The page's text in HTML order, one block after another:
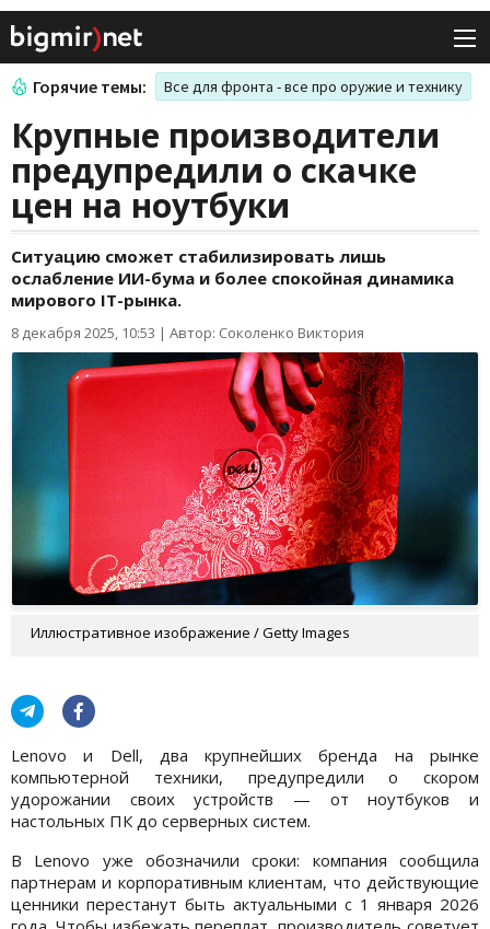
Горячие темы: Все для фронта - все про оружие и технику
Крупные производители
предупредили о скачке
цен на ноутбуки
Ситуацию сможет стабилизировать лишь
ослабление ИИ-бума и более спокойная динамика
мирового IT-рынка.
8 декабря 2025, 10:53 | Автор: Соколенко Виктория
Иллюстративное изображение / Getty Images
Lenovo и Dell, два крупнейших бренда на рынке
компьютерной техники, предупредили о скором
удорожании своих устройств — от ноутбуков и
настольных ПК до серверных систем.
В Lenovo уже обозначили сроки: компания сообщила
партнерам и корпоративным клиентам, что действующие
ценники перестанут быть актуальными с 1 января 2026